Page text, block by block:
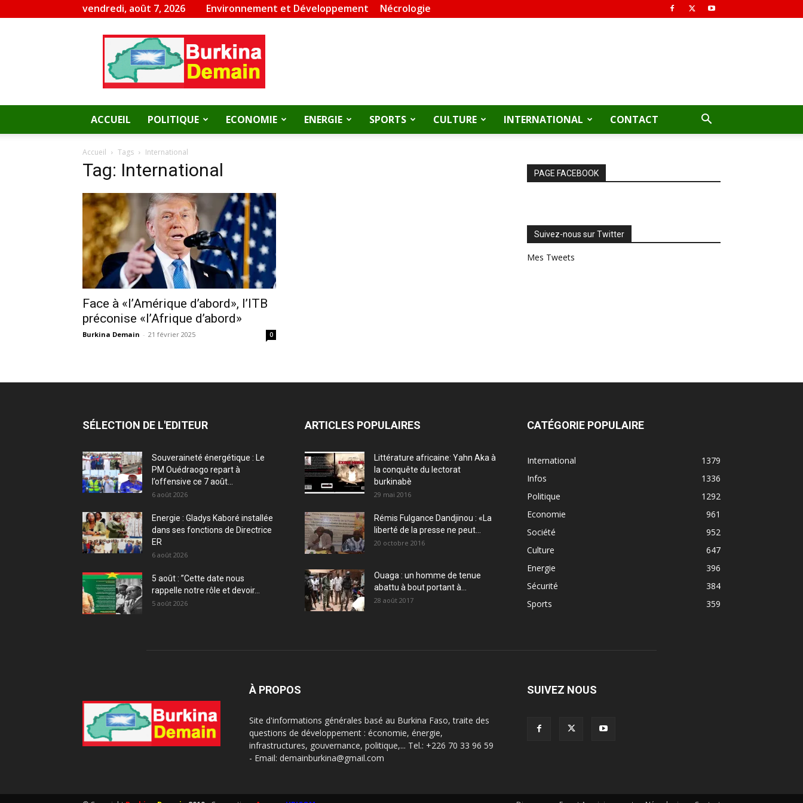
vendredi, août 7, 2026 Environnement et Développement Nécrologie
Burkina
Demain
ACCUEIL POLITIQUE ECONOMIE ENERGIE SPORTS CULTURE INTERNATIONAL CONTACT
Accueil Tags International
Tag: International
Face à «l’Amérique d’abord», l’ITB
préconise «l’Afrique d’abord»
Burkina Demain - 21 février 2025 0
PAGE FACEBOOK
Suivez-nous sur Twitter
Mes Tweets
SÉLECTION DE L'EDITEUR
Souveraineté énergétique : Le
PM Ouédraogo repart à
l’offensive ce 7 août...
6 août 2026
Energie : Gladys Kaboré installée
dans ses fonctions de Directrice
ER
6 août 2026
5 août : ”Cette date nous
rappelle notre rôle et devoir...
5 août 2026
ARTICLES POPULAIRES
Littérature africaine: Yahn Aka à
la conquête du lectorat
burkinabè
29 mai 2016
Rémis Fulgance Dandjinou : «La
liberté de la presse ne peut...
20 octobre 2016
Ouaga : un homme de tenue
abattu à bout portant à...
28 août 2017
CATÉGORIE POPULAIRE
International
1379
Infos
1336
Politique
1292
Economie
961
Société
952
Culture
647
Energie
396
Sécurité
384
Sports
359
À PROPOS
Site d'informations générales basé au Burkina Faso, traite des
questions de développement : économie, énergie,
infrastructures, gouvernance, politique,... Tel.: +226 70 33 96 59
- Email: demainburkina@gmail.com
SUIVEZ NOUS